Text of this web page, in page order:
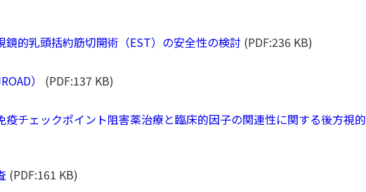
的乳頭括約筋切開術（EST）の安全性の検討 (PDF:236 KB)
） (PDF:137 KB)
チェックポイント阻害薬治療と臨床的因子の関連性に関する後方視的
(PDF:161 KB)